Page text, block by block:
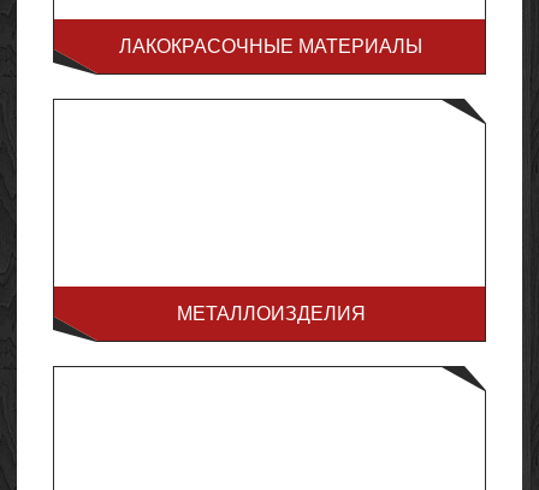
ЛАКОКРАСОЧНЫЕ МАТЕРИАЛЫ
МЕТАЛЛОИЗДЕЛИЯ